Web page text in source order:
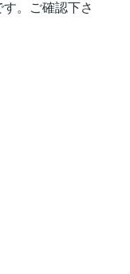
。ご確認下さ